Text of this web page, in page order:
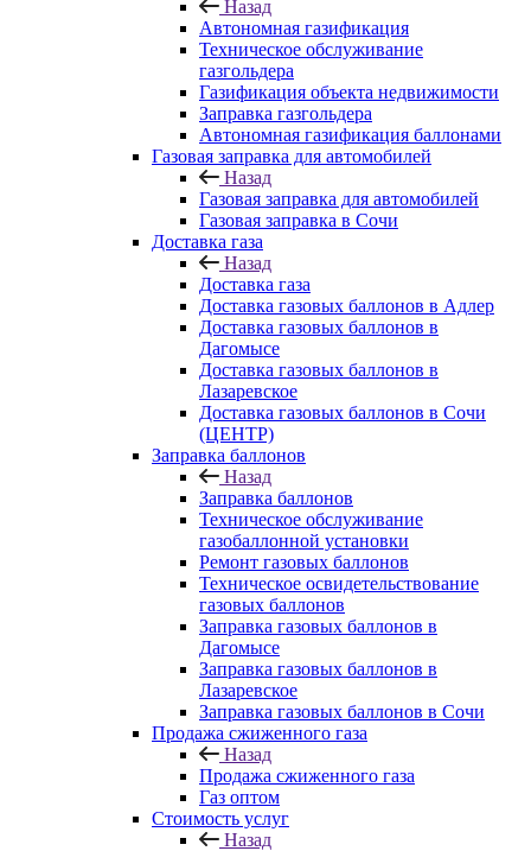
Назад
Автономная газификация
Техническое обслуживание
газгольдера
Газификация объекта недвижимости
Заправка газгольдера
Автономная газификация баллонами
Газовая заправка для автомобилей
Назад
Газовая заправка для автомобилей
Газовая заправка в Сочи
Доставка газа
Назад
Доставка газа
Доставка газовых баллонов в Адлер
Доставка газовых баллонов в
Дагомысе
Доставка газовых баллонов в
Лазаревское
Доставка газовых баллонов в Сочи
(ЦЕНТР)
Заправка баллонов
Назад
Заправка баллонов
Техническое обслуживание
газобаллонной установки
Pемонт газовых баллонов
Техническое освидетельствование
газовых баллонов
Заправка газовых баллонов в
Дагомысе
Заправка газовых баллонов в
Лазаревское
Заправка газовых баллонов в Сочи
Продажа сжиженного газа
Назад
Продажа сжиженного газа
Газ оптом
Стоимость услуг
Назад